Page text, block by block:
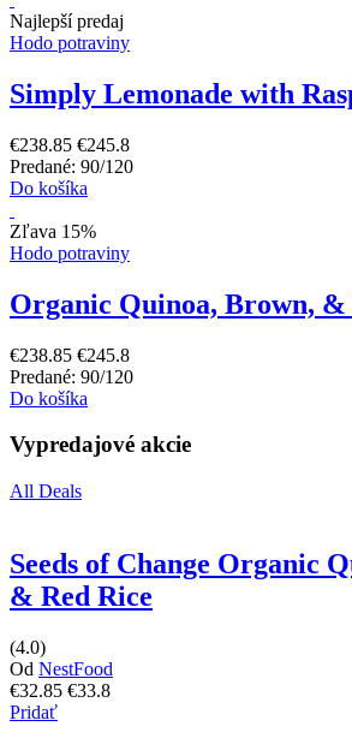
Najlepší predaj
Hodo potraviny
Simply Lemonade with
€238.85 €245.8
Predané: 90/120
Do košíka
Zľava 15%
Hodo potraviny
Organic Quinoa, Brown, &
€238.85 €245.8
Predané: 90/120
Do košíka
Vypredajové akcie
All Deals
Seeds of Change Organic
& Red Rice
(4.0)
Od NestFood
€32.85 €33.8
Pridať